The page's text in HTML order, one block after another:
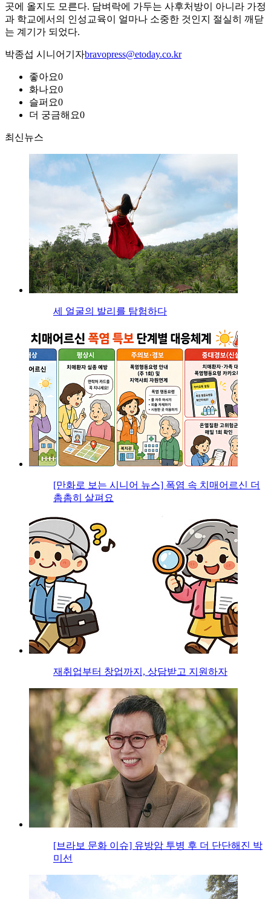
곳에 올지도 모른다. 담벼락에 가두는 사후처방이 아니라 가정
과 학교에서의 인성교육이 얼마나 소중한 것인지 절실히 깨닫
는 계기가 되었다.
박종섭 시니어기자bravopress@etoday.co.kr
좋아요0
화나요0
슬퍼요0
더 궁금해요0
최신뉴스
세 얼굴의 발리를 탐험하다
[만화로 보는 시니어 뉴스] 폭염 속 치매어르신 더
촘촘히 살펴요
재취업부터 창업까지, 상담받고 지원하자
[브라보 문화 이슈] 유방암 투병 후 더 단단해진 박
미선